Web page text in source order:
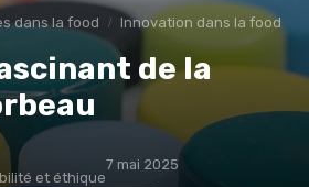
dans la food Innovation dans la food
de la
et éthique
7 mai 2025